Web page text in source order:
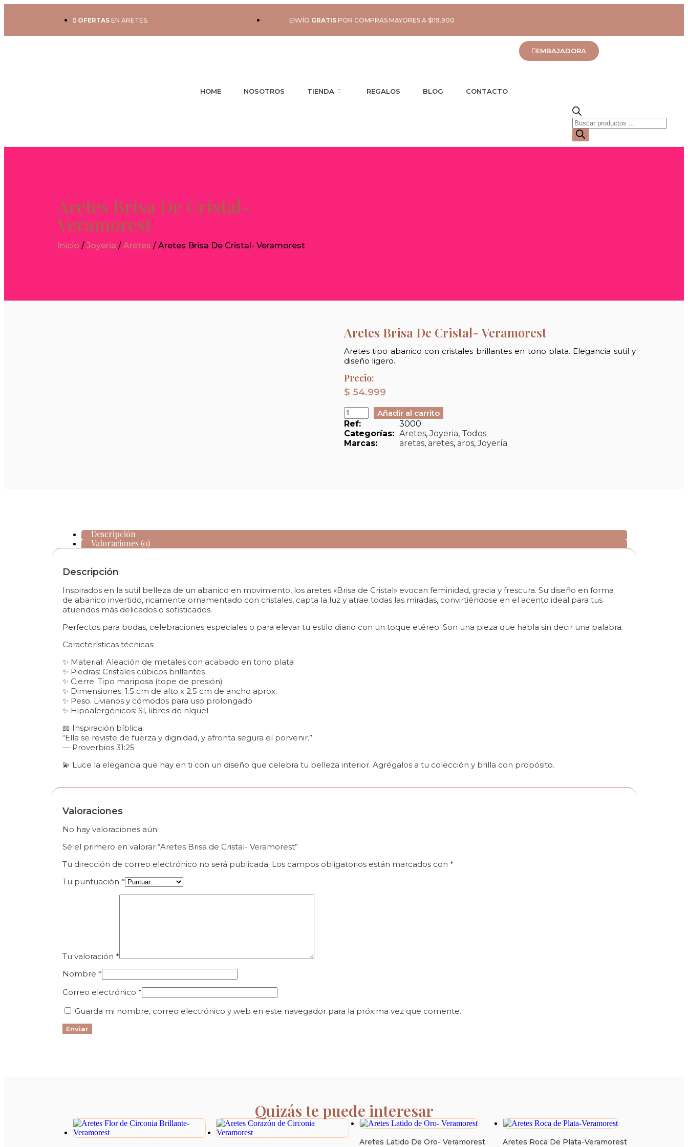
OFERTAS EN ARETES. ENVÍO GRATISPOR COMPRAS MAYORES A $119.900
HOME NOSOTROS TIENDA REGALOS BLOG CONTACTO
EMBAJADORA
Aretes Brisa De Cristal-
Veramorest
Inicio / Joyeria / Aretes / Aretes Brisa De Cristal- Veramorest
Aretes Brisa De Cristal- Veramorest
Aretes tipo abanico con cristales brillantes en tono plata. Elegancia sutil y
diseño ligero.
Precio:
$ 54.999
Añadir al carrito
Ref:
3000
Categorías: Aretes,Joyeria, Todos
Marcas:
aretas, aretes, aros,Joyería
Descripción
Valoraciones (0)
Descripción
Inspirados en la sutil belleza de un abanico en movimiento, los aretes «Brisa de Cristal» evocan feminidad, gracia y frescura. Su diseño en forma
de abanico invertido, ricamente ornamentado con cristales, capta la luz y atrae todas las miradas, convirtiéndose en el acento ideal para tus
atuendos más delicados o sofisticados.
Perfectos para bodas, celebraciones especiales o para elevar tu estilo diario con un toque etéreo. Son una pieza que habla sin decir una palabra.
Características técnicas:
✨ Material: Aleación de metales con acabado en tono plata
✨ Piedras: Cristales cúbicos brillantes
✨ Cierre: Tipo mariposa (tope de presión)
✨ Dimensiones: 1.5 cm de alto x 2.5 cm de ancho aprox.
✨ Peso: Livianos y cómodos para uso prolongado
✨ Hipoalergénicos: Sí, libres de níquel
📖 Inspiración bíblica:
“Ella se reviste de fuerza y dignidad, y afronta segura el porvenir.”
— Proverbios 31:25
💫 Luce la elegancia que hay en ti con un diseño que celebra tu belleza interior. Agrégalos a tu colección y brilla con propósito.
Valoraciones
No hay valoraciones aún.
Sé el primero en valorar “Aretes Brisa de Cristal- Veramorest”
Tu dirección de correo electrónico no será publicada. Los campos obligatorios están marcados con *
Tu puntuación *
Tu valoración *
Nombre *
Correo electrónico *
Guarda mi nombre, correo electrónico y web en este navegador para la próxima vez que comente.
Quizás te puede interesar
Aretes Latido De Oro- Veramorest
Aretes Roca De Plata-Veramorest